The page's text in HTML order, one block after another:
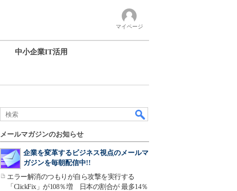
マイページ
中小企業IT活用
メールマガジンのお知らせ
企業を変革するビジネス視点のメールマ
ガジンを毎朝配信中!!
エラー解消のつもりが自ら攻撃を実行する
「ClickFix」が108％増 日本の割合が 最多14％